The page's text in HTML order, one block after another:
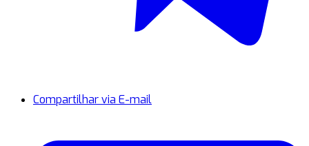
Compartilhar via E-mail